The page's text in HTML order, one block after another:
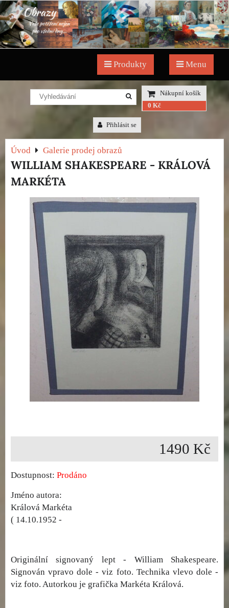
Produkty Menu
Nákupní košík
0 Kč
Přihlásit se
Úvod Galerie prodej obrazů
WILLIAM SHAKESPEARE - KRÁLOVÁ
MARKÉTA
1490 Kč
Dostupnost: Prodáno
Jméno autora:
Králová Markéta
( 14.10.1952 -
Originální signovaný lept - William Shakespeare.
Signován vpravo dole - viz foto. Technika vlevo dole -
viz foto. Autorkou je grafička Markéta Králová.